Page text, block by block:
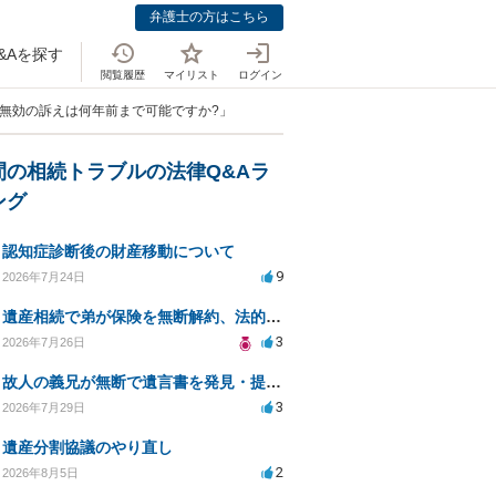
弁護士の方はこちら
を探す
閲覧履歴 マイリスト ログイン
効の訴えは何年前まで可能ですか?」
の相続トラブルの法律Q&Aラ
グ
認知症診断後の財産移動について
2026年7月24日 9
遺産相続で弟が保険を無断解約、法的問題は？
2026年7月26日 3
故人の義兄が無断で遺言書を発見・提出、法的対処法は？
2026年7月29日 3
遺産分割協議のやり直し
2026年8月5日 2